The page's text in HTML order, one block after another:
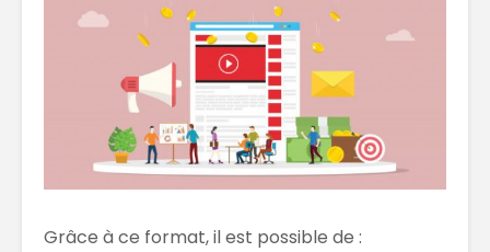
Grâce à ce format, il est possible de :